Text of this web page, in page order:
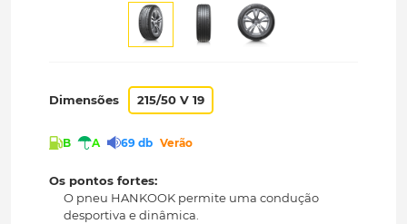
Dimensões 215/50 V 19
B A 69 db Verão
Os pontos fortes:
O pneu HANKOOK permite uma condução
desportiva e dinâmica.